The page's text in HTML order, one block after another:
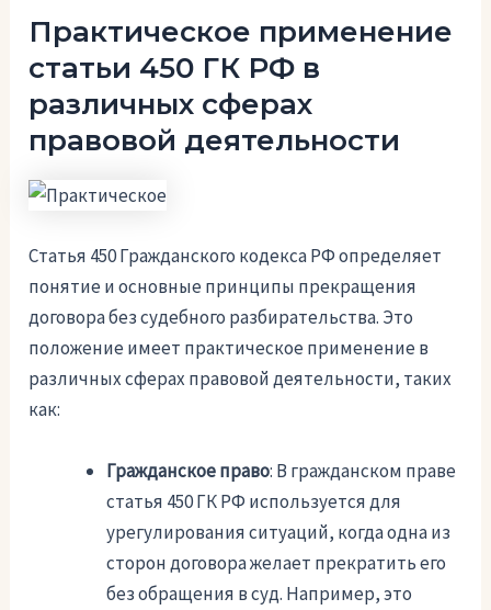
Практическое применение
статьи 450 ГК РФ в
различных сферах
правовой деятельности
Статья 450 Гражданского кодекса РФ определяет
понятие и основные принципы прекращения
договора без судебного разбирательства. Это
положение имеет практическое применение в
различных сферах правовой деятельности, таких
как:
Гражданское право: В гражданском праве
статья 450 ГК РФ используется для
урегулирования ситуаций, когда одна из
сторон договора желает прекратить его
без обращения в суд. Например, это